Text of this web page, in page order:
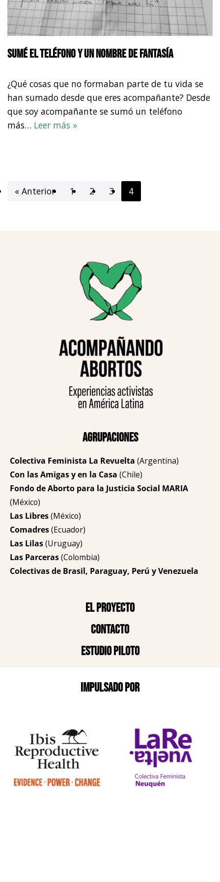
Sumé el teléfono y un nombre de fantasía
¿Qué cosas que no formaban parte de tu vida se
han sumado desde que eres acompañante? Desde
que soy acompañante se sumó un teléfono
más… Leer más »
« Anterior 1 2 3 4
Agrupaciones
Colectiva Feminista La Revuelta (Argentina)
Con las Amigas y en la Casa (Chile)
Fondo de Aborto para la Justicia Social MARIA
(México)
Las Libres(México)
Comadres(Ecuador)
Las Lilas(Uruguay)
Las Parceras(Colombia)
Colectivas de Brasil, Paraguay, Perú y Venezuela
El proyecto
Contacto
Estudio piloto
Impulsado por